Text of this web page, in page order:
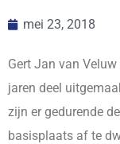
mei 23, 2018
Gert Jan van
jaren deel
zijn er gedurende
basisplaats af te